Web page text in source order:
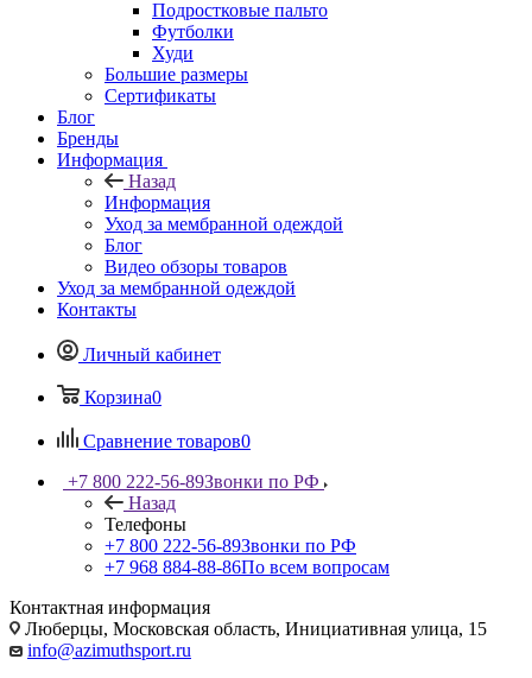
Подростковые пальто
Футболки
Худи
Большие размеры
Сертификаты
Блог
Бренды
Информация
Назад
Информация
Уход за мембранной одеждой
Блог
Видео обзоры товаров
Уход за мембранной одеждой
Контакты
Личный кабинет
Корзина0
Сравнение товаров0
+7 800 222-56-89Звонки по РФ
Назад
Телефоны
+7 800 222-56-89Звонки по РФ
+7 968 884-88-86По всем вопросам
Контактная информация
Люберцы, Московская область, Инициативная улица, 15
info@azimuthsport.ru